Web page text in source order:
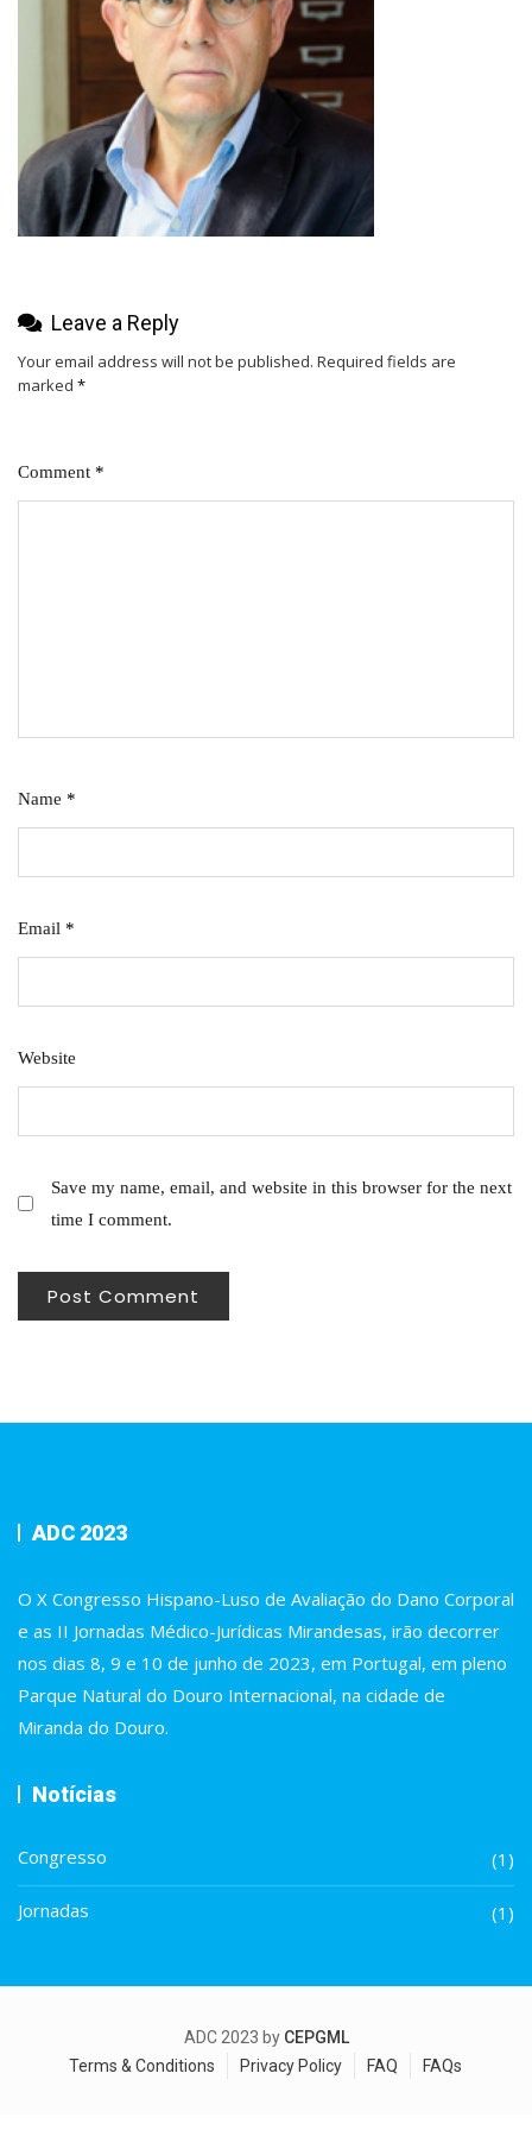
Leave a Reply
Your email address will not be published. Required fields are
marked *
Comment *
Name *
Email *
Website
Save my name, email, and website in this browser for the next
time I comment.
ADC 2023
O X Congresso Hispano-Luso de Avaliação do Dano Corporal
e as II Jornadas Médico-Jurídicas Mirandesas, irão decorrer
nos dias 8, 9 e 10 de junho de 2023, em Portugal, em pleno
Parque Natural do Douro Internacional, na cidade de
Miranda do Douro.
Notícias
Congresso (1)
Jornadas (1)
ADC 2023 by CEPGML
Terms & Conditions
Privacy Policy FAQ FAQs